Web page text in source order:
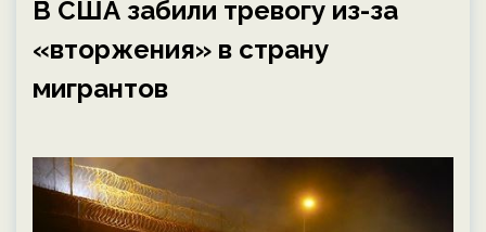
В США забили тревогу из-за
«вторжения» в страну
мигрантов